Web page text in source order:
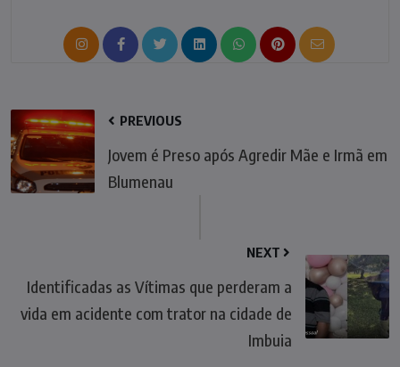
PREVIOUS
Jovem é Preso após Agredir Mãe e Irmã em
Blumenau
NEXT
Identificadas as Vítimas que perderam a
vida em acidente com trator na cidade de
Imbuia